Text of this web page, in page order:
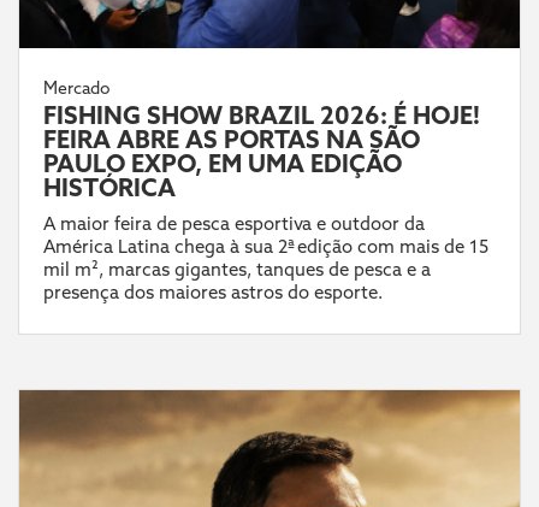
Mercado
FISHING SHOW BRAZIL 2026: É HOJE!
FEIRA ABRE AS PORTAS NA SÃO
PAULO EXPO, EM UMA EDIÇÃO
HISTÓRICA
A maior feira de pesca esportiva e outdoor da
América Latina chega à sua 2ª edição com mais de 15
mil m², marcas gigantes, tanques de pesca e a
presença dos maiores astros do esporte.